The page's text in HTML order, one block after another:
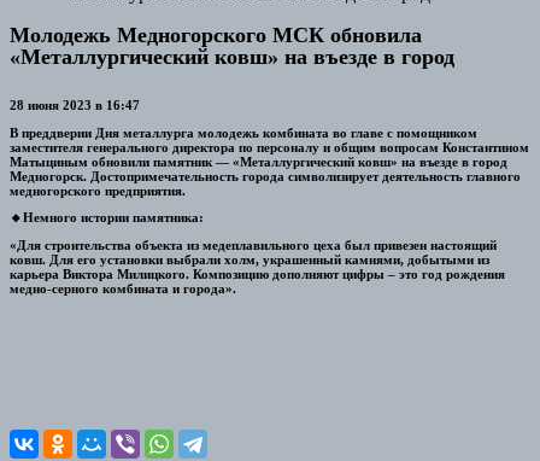
Молодежь Медногорского МСК обновила
«Металлургический ковш» на въезде в город
28 июня 2023 в 16:47
В преддверии Дня металлурга молодежь комбината во главе с помощником
заместителя генерального директора по персоналу и общим вопросам Константином
Матыциным обновили памятник — «Металлургический ковш» на въезде в город
Медногорск. Достопримечательность города символизирует деятельность главного
медногорского предприятия.
🔸Немного истории памятника:
«Для строительства объекта из медеплавильного цеха был привезен настоящий
ковш. Для его установки выбрали холм, украшенный камнями, добытыми из
карьера Виктора Милицкого. Композицию дополняют цифры – это год рождения
медно-серного комбината и города».